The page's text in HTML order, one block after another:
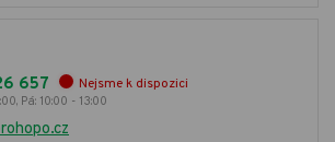
657 Nejsme k dispozici
Pá: 10:00 - 13:00